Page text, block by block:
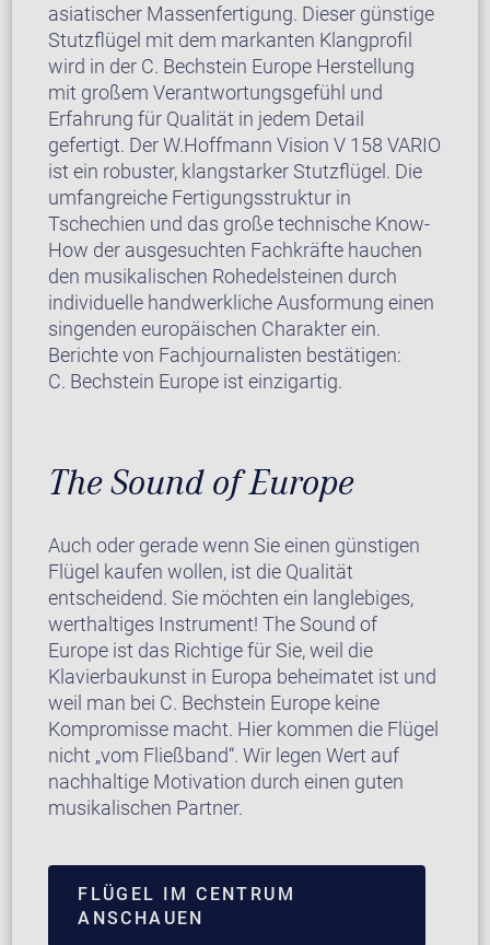
asiatischer Massenfertigung. Dieser günstige
Stutzflügel mit dem markanten Klangprofil
wird in der C. Bechstein Europe Herstellung
mit großem Verantwortungsgefühl und
Erfahrung für Qualität in jedem Detail
gefertigt. Der W.Hoffmann Vision V 158 VARIO
ist ein robuster, klangstarker Stutzflügel. Die
umfangreiche Fertigungsstruktur in
Tschechien und das große technische Know-
How der ausgesuchten Fachkräfte hauchen
den musikalischen Rohedelsteinen durch
individuelle handwerkliche Ausformung einen
singenden europäischen Charakter ein.
Berichte von Fachjournalisten bestätigen:
C. Bechstein Europe ist einzigartig.
The Sound of Europe
Auch oder gerade wenn Sie einen günstigen
Flügel kaufen wollen, ist die Qualität
entscheidend. Sie möchten ein langlebiges,
werthaltiges Instrument! The Sound of
Europe ist das Richtige für Sie, weil die
Klavierbaukunst in Europa beheimatet ist und
weil man bei C. Bechstein Europe keine
Kompromisse macht. Hier kommen die Flügel
nicht „vom Fließband“. Wir legen Wert auf
nachhaltige Motivation durch einen guten
musikalischen Partner.
FLÜGEL IM CENTRUM
ANSCHAUEN